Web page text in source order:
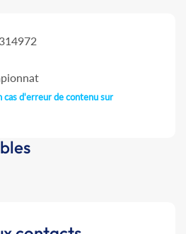
cas d'erreur de contenu sur